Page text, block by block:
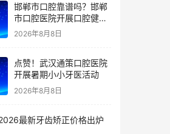
邯郸市口腔靠谱吗？邯郸
市口腔医院开展口腔健康
宣教公益活动
2026年8月8日
点赞！武汉通策口腔医院
开展暑期小小牙医活动
2026年8月8日
最新牙齿矫正价格出炉